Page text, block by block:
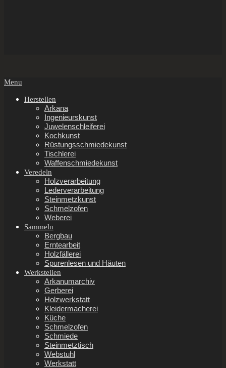
Secondary
Menu
Menu
Herstellen
Arkana
Ingenieurskunst
Juwelenschleiferei
Kochkunst
Rüstungsschmiedekunst
Tischlerei
Waffenschmiedekunst
Veredeln
Holzverarbeitung
Lederverarbeitung
Steinmetzkunst
Schmelzofen
Weberei
Sammeln
Bergbau
Erntearbeit
Holzfällerei
Spurenlesen und Häuten
Werkstellen
Arkanumarchiv
Gerberei
Holzwerkstatt
Kleidermacherei
Küche
Schmelzofen
Schmiede
Steinmetztisch
Webstuhl
Werkstatt